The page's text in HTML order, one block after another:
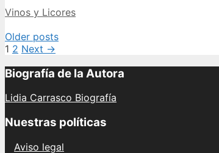
Categories
Vinos y Licores
Post
navigation
Older posts
1 2 Next →
Biografía de la Autora
Lidia Carrasco Biografía
Nuestras políticas
Aviso legal